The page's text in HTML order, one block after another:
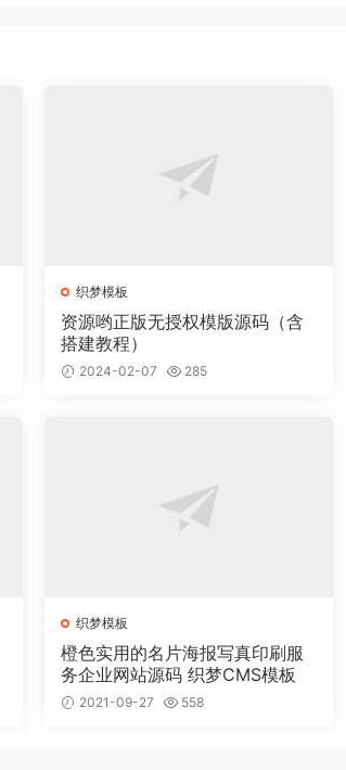
织梦模板
资源哟正版无授权模版源码（含
搭建教程）
2024-02-07 285
织梦模板
橙色实用的名片海报写真印刷服
务企业网站源码 织梦CMS模板
2021-09-27 558